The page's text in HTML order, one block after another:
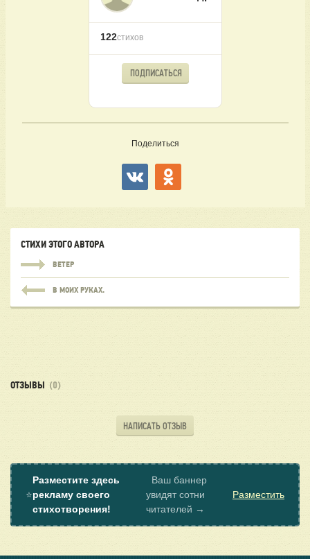
122стихов
ПОДПИСАТЬСЯ
Поделиться
СТИХИ ЭТОГО АВТОРА
ВЕТЕР
В МОИХ РУКАХ.
ОТЗЫВЫ (0)
НАПИСАТЬ ОТЗЫВ
⭐
Разместите здесь
рекламу своего
стихотворения!
Ваш баннер
увидят сотни
читателей →
Разместить